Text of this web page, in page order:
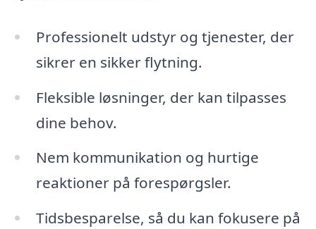
Professionelt udstyr og tjenester, der
sikrer en sikker flytning.
Fleksible løsninger, der kan tilpasses
dine behov.
Nem kommunikation og hurtige
reaktioner på forespørgsler.
Tidsbesparelse, så du kan fokusere på